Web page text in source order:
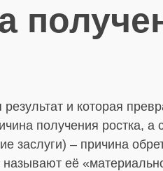
и которая
получения ростка, а
заслуги) – причина
её